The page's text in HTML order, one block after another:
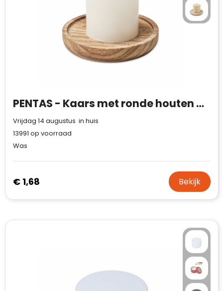
PENTAS - Kaars met ronde houten basis
Vrijdag 14 augustus in huis
13991 op voorraad
Was
€ 1,68 Bekijk